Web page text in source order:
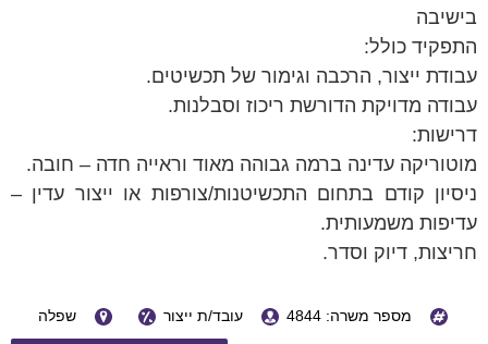
בישיבה
התפקיד כולל:
עבודת ייצור, הרכבה וגימור של תכשיטים.
עבודה מדויקת הדורשת ריכוז וסבלנות.
דרישות:
מוטוריקה עדינה ברמה גבוהה מאוד וראייה חדה – חובה.
ניסיון קודם בתחום התכשיטנות/צורפות או ייצור עדין –
עדיפות משמעותית.
חריצות, דיוק וסדר.
מספר משרה: 4844 עובד/ת ייצור שפלה